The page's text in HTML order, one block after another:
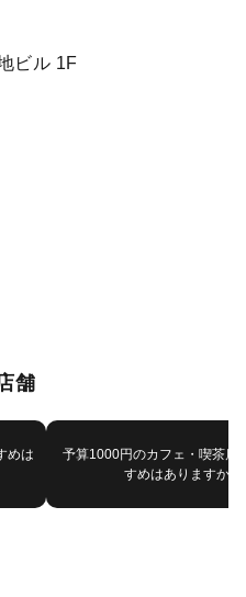
ビル 1F
舗
めは
予算1000円のカフェ・喫茶店
すめはありますか？